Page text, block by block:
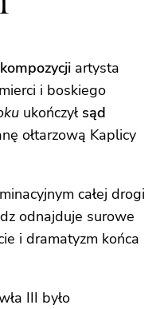
artysta
i boskiego
ukończył sąd
ołtarzową Kaplicy
całej drogi
odnajduje surowe
i dramatyzm końca
III było